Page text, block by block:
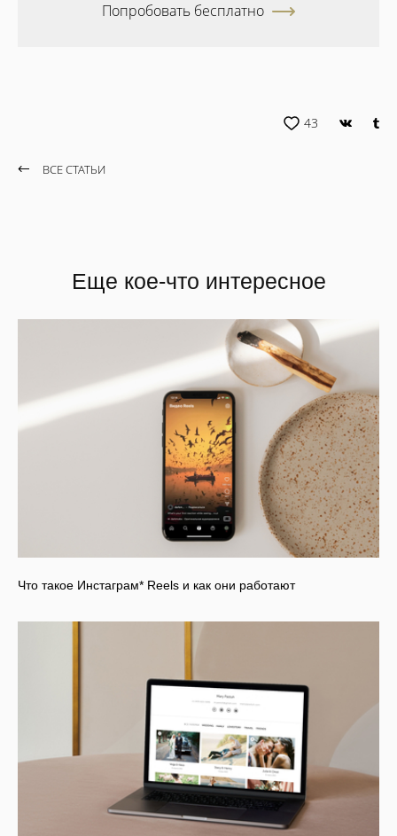
Попробовать бесплатно
43
ВСЕ СТАТЬИ
Еще кое-что интересное
Что такое Инстаграм* Reels и как они работают